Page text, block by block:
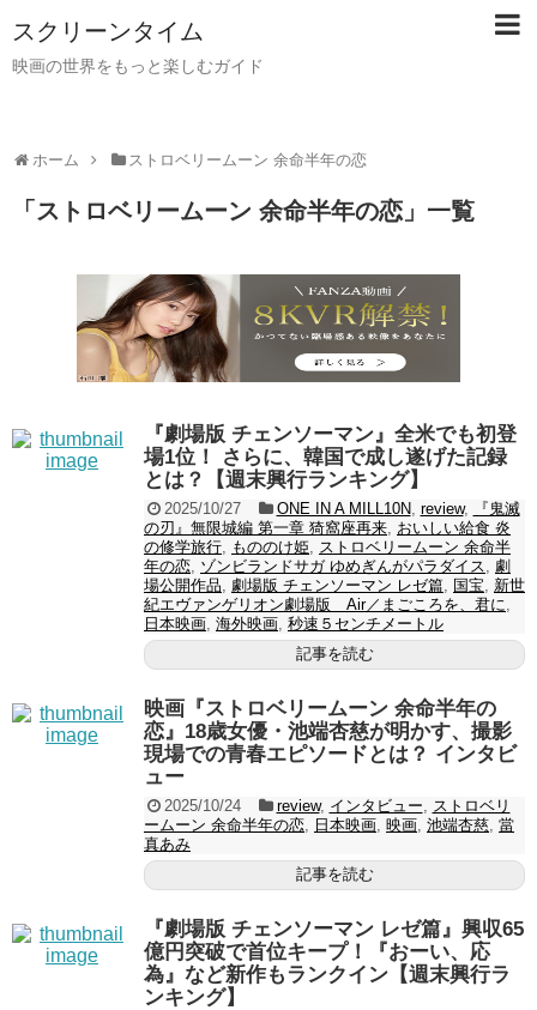
スクリーンタイム
映画の世界をもっと楽しむガイド
ホーム ストロベリームーン 余命半年の恋
「 ストロベリームーン 余命半年の恋 」 一覧
『劇場版 チェンソーマン』全米でも初登
場1位！ さらに、韓国で成し遂げた記録
とは？【週末興行ランキング】
2025/10/27 ONE IN A MILL10N, review,
『鬼滅
の刃』無限城編 第一章 猗窩座再来, おいしい給食 炎
の修学旅行, もののけ姫, ストロベリームーン 余命半
年の恋, ゾンビランドサガ ゆめぎんがパラダイス, 劇
場公開作品, 劇場版 チェンソーマン レゼ篇, 国宝, 新世
紀エヴァンゲリオン劇場版 Air／まごころを、君に,
日本映画, 海外映画, 秒速５センチメートル
記事を読む
映画『ストロベリームーン 余命半年の
恋』18歳女優・池端杏慈が明かす、撮影
現場での青春エピソードとは？ インタビ
ュー
2025/10/24 review, インタビュー, ストロベリ
ームーン 余命半年の恋, 日本映画, 映画, 池端杏慈, 當
真あみ
記事を読む
『劇場版 チェンソーマン レゼ篇』興収65
億円突破で首位キープ！『おーい、応
為』など新作もランクイン【週末興行ラ
ンキング】